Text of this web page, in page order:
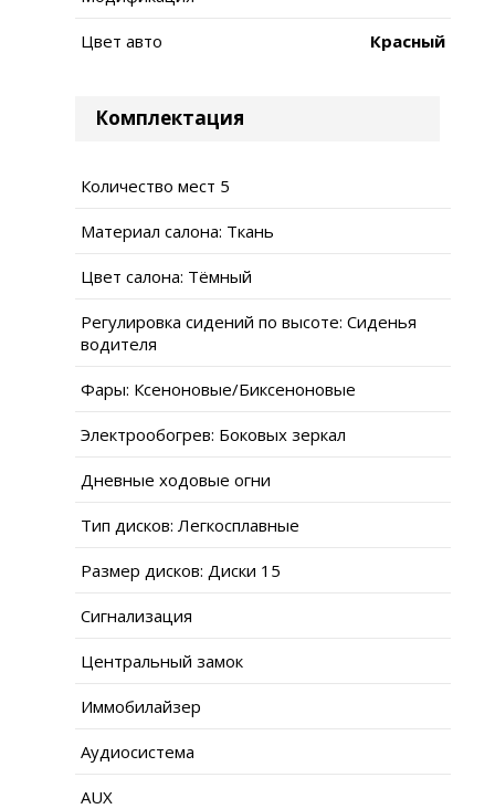
Цвет авто Красный
Комплектация
Количество мест 5
Материал салона: Ткань
Цвет салона: Тёмный
Регулировка сидений по высоте: Сиденья
водителя
Фары: Ксеноновые/Биксеноновые
Электрообогрев: Боковых зеркал
Дневные ходовые огни
Тип дисков: Легкосплавные
Размер дисков: Диски 15
Сигнализация
Центральный замок
Иммобилайзер
Аудиосистема
AUX